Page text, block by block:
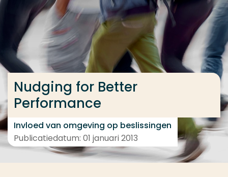
Ga direct naar de content
... > Project
Nudging for Better
Performance
Invloed van omgeving op beslissingen
Publicatiedatum: 01 januari 2013
Veel gezocht
Opleiding
Contact